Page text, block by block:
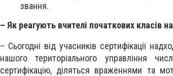
звання.
– Як реагують вчителі початкових класів
– Сьогодні від учасників сертифікації
нашого територіального управління
сертифікацію, діляться враженнями та